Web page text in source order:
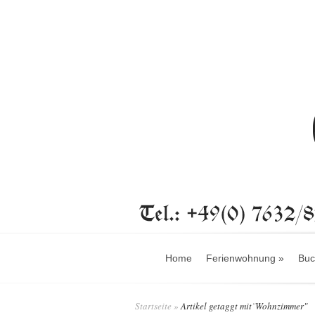
Home Ferienwohnung »
Startseite »Artikel getaggt mit"Wohnzimmer"